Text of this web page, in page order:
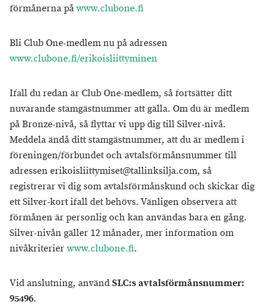
förmånerna påwww.clubone.fi
Bli Club One-medlem nu på adressen
www.clubone.fi/erikoisliittyminen
Ifall du redan är Club One-medlem, så fortsätter ditt
nuvarande stamgästnummer att gälla. Om du är medlem
på Bronze-nivå, så flyttar vi upp dig till Silver-nivå.
Meddela ändå ditt stamgästnummer, att du är medlem i
föreningen/förbundet och avtalsförmånsnummer till
adressen erikoisliittymiset@tallinksilja.com, så
registrerar vi dig som avtalsförmånskund och skickar dig
ett Silver-kort ifall det behövs. Vänligen observera att
förmånen är personlig och kan användas bara en gång.
Silver-nivån gäller 12 månader, mer information om
nivåkriterierwww.clubone.fi.
Vid anslutning, användSLC:s avtalsförmånsnummer:
95496.